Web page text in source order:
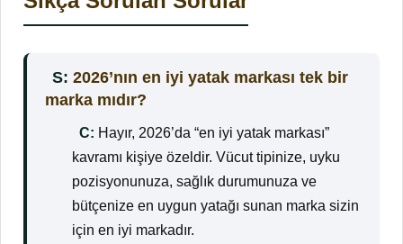
S: 2026’nın en iyi yatak markası tek bir
marka mıdır?
C: Hayır, 2026’da “en iyi yatak markası”
kavramı kişiye özeldir. Vücut tipinize, uyku
pozisyonunuza, sağlık durumunuza ve
bütçenize en uygun yatağı sunan marka sizin
için en iyi markadır.